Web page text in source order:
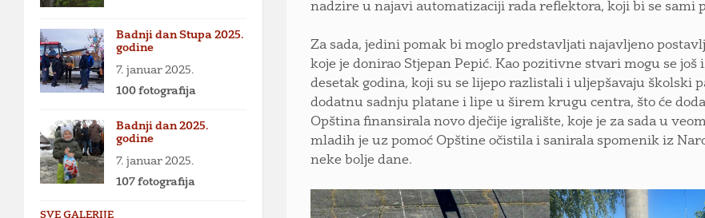
nadzire u najavi automatizaciji rada reflektora, koji bi se sami
Za sada, jedini pomak bi moglo predstavljati najavljeno
koje je donirao Stjepan Pepić. Kao pozitivne stvari mogu se
desetak godina, koji su se lijepo razlistali i uljepšavaju školski
dodatnu sadnju platane i lipe u širem krugu centra, što će
Opština finansirala novo dječije igralište, koje je za sada u
mladih je uz pomoć Opštine očistila i sanirala spomenik iz
neke bolje dane.
Badnji dan Stupa 2025.
godine
7. januar 2025.
100 fotografija
Badnji dan 2025.
godine
7. januar 2025.
107 fotografija
SVE GALERIJE